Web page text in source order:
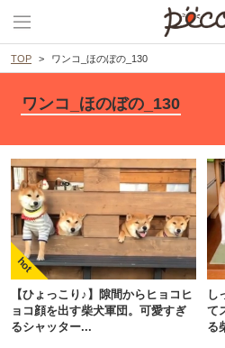
TOP ワンコ_ほのぼの_130
ワンコ_ほのぼの_130
【ひょっこり♪】隙間からヒョコヒ
ョコ顔を出す柴犬軍団。可愛すぎ
るシャッター...
し
て
る